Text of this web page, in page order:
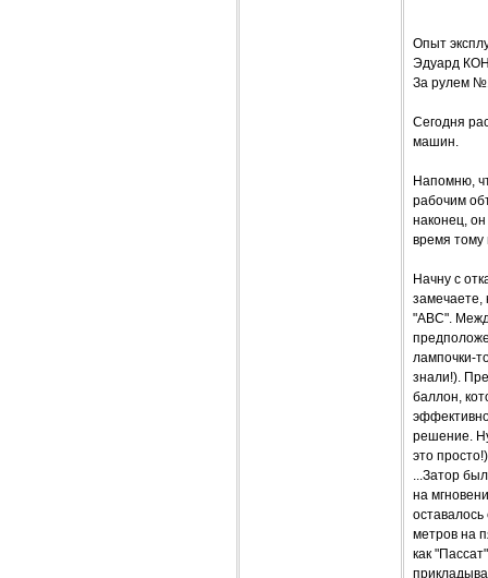
Опыт
Эдуард
За рулем
Сегодня
машин.
Напомню,
рабочим
наконец,
время тому
Начну с
замечаете,
"АВС".
лампочки-
знали!).
баллон,
решение.
это
...Затор
на
метров на
как